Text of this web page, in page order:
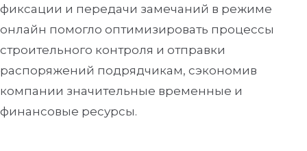
фиксации и передачи замечаний в режиме
онлайн помогло оптимизировать процессы
строительного контроля и отправки
распоряжений подрядчикам, сэкономив
компании значительные временные и
финансовые ресурсы.